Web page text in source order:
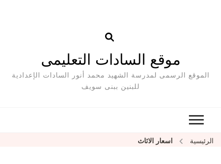
موقع السادات التعليمى
الموقع الرسمى لمدرسة الشهيد محمد أنور السادات الإعدادية
للبنين ببنى سويف
الرئيسية اسعار الاثاث